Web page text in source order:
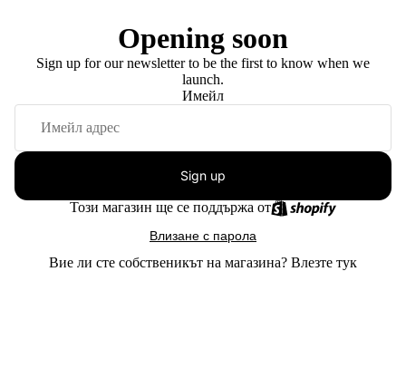
Opening soon
Sign up for our newsletter to be the first to know when we
launch.
Имейл
Sign up
Този магазин ще се поддържа от
Влизане с парола
Вие ли сте собственикът на магазина? Влезте тук